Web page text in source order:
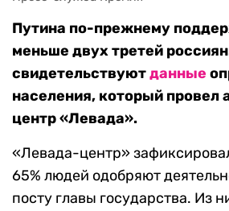
Путина по-прежнему
меньше двух третей
свидетельствуютданные
населения, который провел
центр «Левада».
«Левада-центр»
65% людей одобряют
посту главы государства. Из